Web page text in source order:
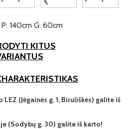
140cm G: 60cm
KITUS
(Jėgainės g. 1, Biruliškės) galite iš
(Sodybų g. 30) galite iš karto!